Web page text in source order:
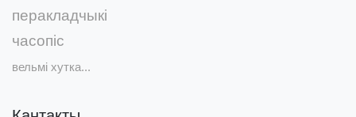
перакладчыкі
часопіс
вельмі хутка...